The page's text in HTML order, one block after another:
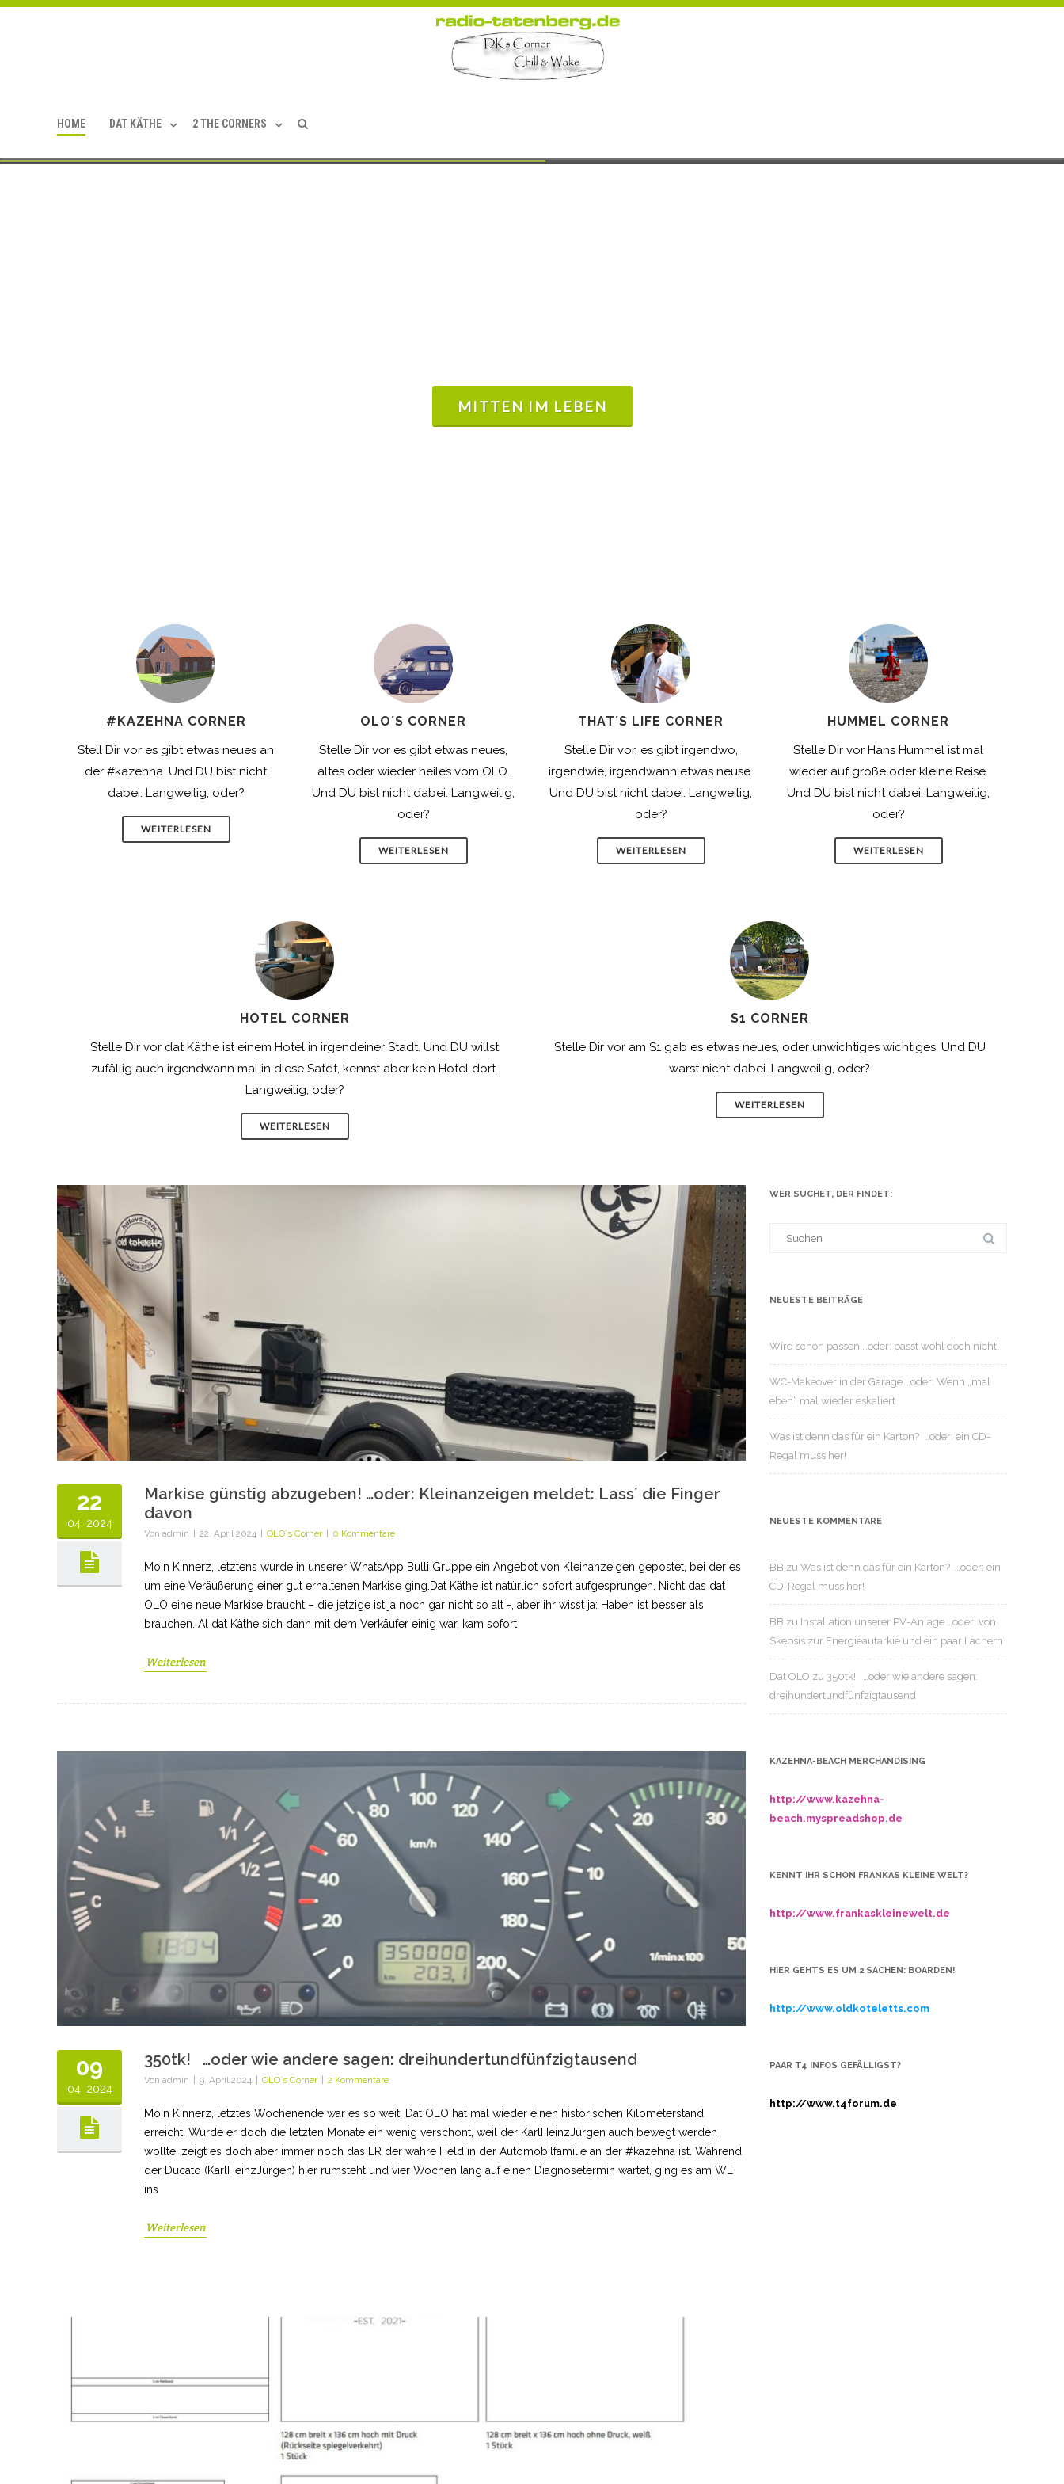
HOME DAT KÄTHE 2 THE CORNERS
MITTEN IM LEBEN
#KAZEHNA CORNER
Stell Dir vor es gibt etwas neues an
der #kazehna. Und DU bist nicht
dabei. Langweilig, oder?
WEITERLESEN
OLO´S CORNER
Stelle Dir vor es gibt etwas neues,
altes oder wieder heiles vom OLO.
Und DU bist nicht dabei. Langweilig,
oder?
WEITERLESEN
THAT´S LIFE CORNER
Stelle Dir vor, es gibt irgendwo,
irgendwie, irgendwann etwas neuse.
Und DU bist nicht dabei. Langweilig,
oder?
WEITERLESEN
HUMMEL CORNER
Stelle Dir vor Hans Hummel ist mal
wieder auf große oder kleine Reise.
Und DU bist nicht dabei. Langweilig,
oder?
WEITERLESEN
HOTEL CORNER
Stelle Dir vor dat Käthe ist einem Hotel in irgendeiner Stadt. Und DU willst
zufällig auch irgendwann mal in diese Satdt, kennst aber kein Hotel dort.
Langweilig, oder?
WEITERLESEN
S1 CORNER
Stelle Dir vor am S1 gab es etwas neues, oder unwichtiges wichtiges. Und DU
warst nicht dabei. Langweilig, oder?
WEITERLESEN
22
04, 2024
Markise günstig abzugeben! …oder: Kleinanzeigen meldet: Lass´ die Finger
davon
Von admin | 22. April 2024 | OLO´s Corner | 0 Kommentare
Moin Kinnerz, letztens wurde in unserer WhatsApp Bulli Gruppe ein Angebot von Kleinanzeigen gepostet, bei der es
um eine Veräußerung einer gut erhaltenen Markise ging.Dat Käthe ist natürlich sofort aufgesprungen. Nicht das dat
OLO eine neue Markise braucht – die jetzige ist ja noch gar nicht so alt -, aber ihr wisst ja: Haben ist besser als
brauchen. Al dat Käthe sich dann mit dem Verkäufer einig war, kam sofort
Weiterlesen
09
04, 2024
350tk! …oder wie andere sagen: dreihundertundfünfzigtausend
Von admin 9. April 2024 OLO´s Corner 2 Kommentare
Moin Kinnerz, letztes Wochenende war es so weit. Dat OLO hat mal wieder einen historischen Kilometerstand
erreicht. Wurde er doch die letzten Monate ein wenig verschont, weil der KarlHeinzJürgen auch bewegt werden
wollte, zeigt es doch aber immer noch das ER der wahre Held in der Automobilfamilie an der #kazehna ist. Während
der Ducato (KarlHeinzJürgen) hier rumsteht und vier Wochen lang auf einen Diagnosetermin wartet, ging es am WE
ins
Weiterlesen
WER SUCHET, DER FINDET:
NEUESTE BEITRÄGE
Wird schon passen …oder: passt wohl doch nicht!
WC-Makeover in der Garage …oder: Wenn „mal
eben“ mal wieder eskaliert
Was ist denn das für ein Karton? …oder: ein CD-
Regal muss her!
NEUESTE KOMMENTARE
BB zu Was ist denn das für ein Karton? …oder: ein
CD-Regal muss her!
BB zu Installation unserer PV-Anlage …oder: von
Skepsis zur Energieautarkie und ein paar Lachern
Dat OLO zu 350tk! …oder wie andere sagen:
dreihundertundfünfzigtausend
KAZEHNA-BEACH MERCHANDISING
http://www.kazehna-
beach.myspreadshop.de
KENNT IHR SCHON FRANKAS KLEINE WELT?
http://www.frankaskleinewelt.de
HIER GEHTS ES UM 2 SACHEN: BOARDEN!
http://www.oldkoteletts.com
PAAR T4 INFOS GEFÄLLIGST?
http://www.t4forum.de